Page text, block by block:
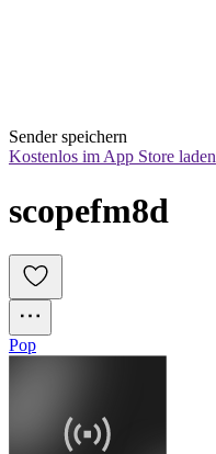
Sender speichern
Kostenlos im App Store laden
scopefm8d
Pop